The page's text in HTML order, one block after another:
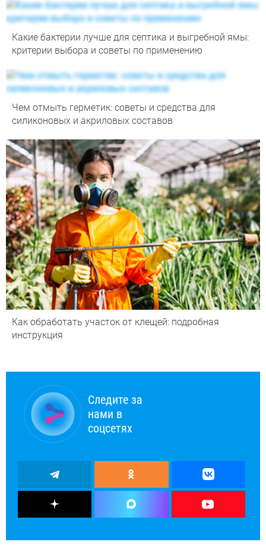
Какие бактерии лучше для септика и выгребной ямы:
критерии выбора и советы по применению
Чем отмыть герметик: советы и средства для
силиконовых и акриловых составов
Как обработать участок от клещей: подробная
инструкция
Следите за
нами в
соцсетях